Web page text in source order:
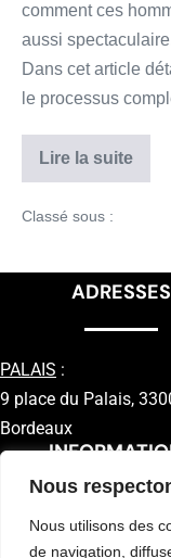
Nous
Nous utilisons des
de navigation,
comment ces
aussi
Dans cet article
le processus
Lire la suite
Classé sous :
ADRESSES
PALAIS :
9 place du Palais,
Bordeaux